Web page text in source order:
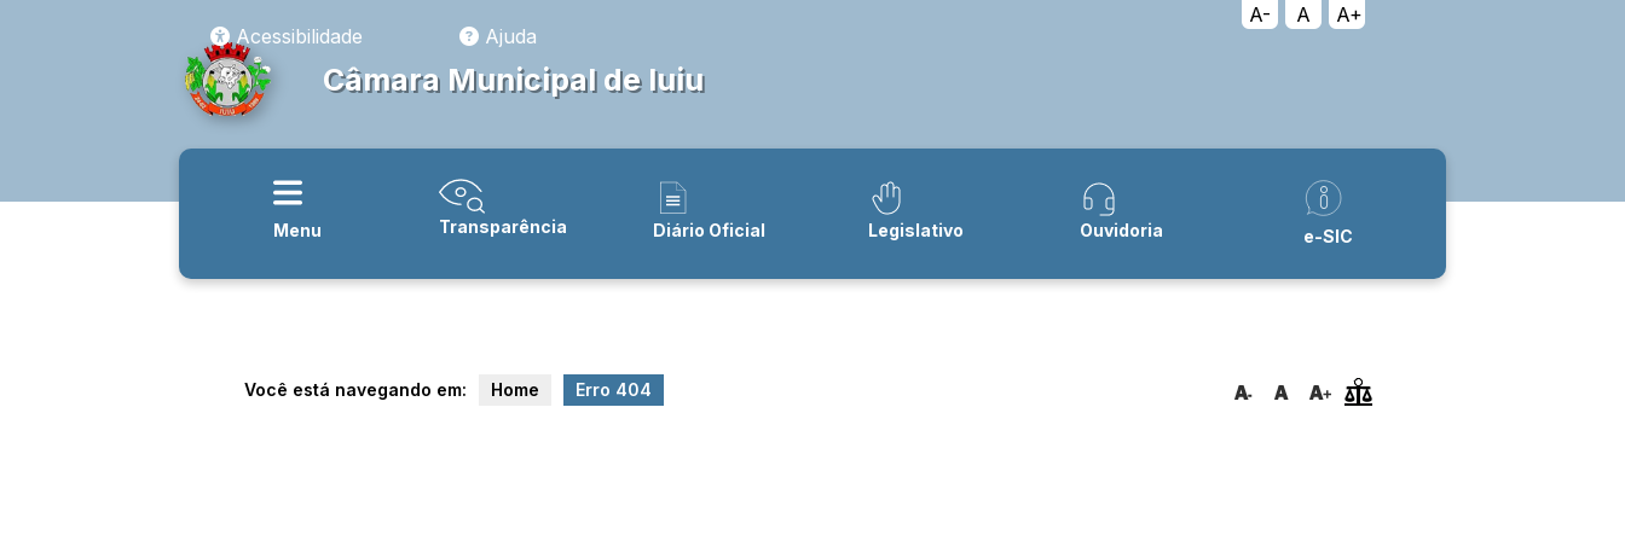
A- A
A+
Acessibilidade
Ajuda
Câmara Municipal de Iuiu
Menu Transparência Diário Oficial Legislativo Ouvidoria e-SIC
Você está navegando em: Home Erro 404